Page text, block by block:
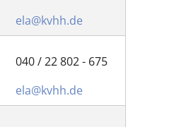
ela@kvhh.de
040 / 22 802 - 675
ela@kvhh.de